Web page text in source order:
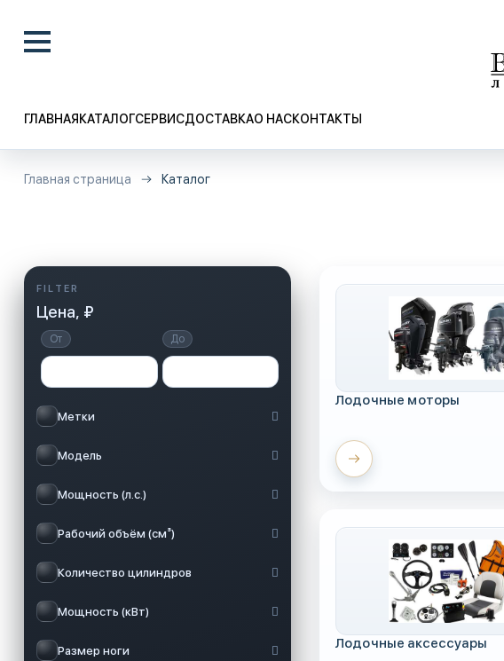
ГЛАВНАЯ КАТАЛОГСЕРВИСДОСТАВКАО НАСКОНТАКТЫ
Главная страница Каталог
Цена, ₽
От До
Метки
Модель
Мощность (л.с.)
Рабочий объём (см³)
Количество цилиндров
Мощность (кВт)
Размер ноги
Лодочные моторы
Лодочные аксессуары